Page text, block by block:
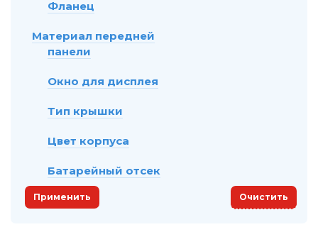
Фланец
Материал передней
панели
Окно для дисплея
Тип крышки
Цвет корпуса
Батарейный отсек
Применить Очистить